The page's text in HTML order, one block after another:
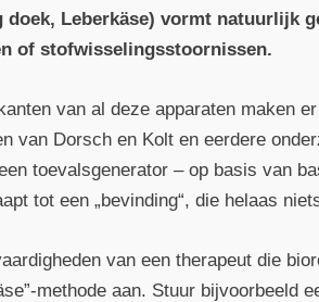
doek, Leberkäse) vormt natuurlijk
of stofwisselings­stoornissen.
van al deze apparaten maken
van Dorsch en Kolt en eerdere
toevals­generator – op basis van
tot een „bevinding“, die helaas
van een therapeut die
methode aan. Stuur bijvoorbeeld